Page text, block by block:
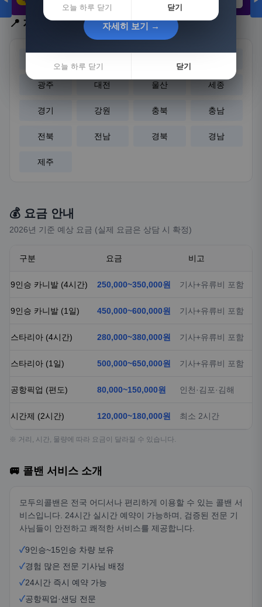
3,308원
📍 지역 선택
광주 대전 울산 세종
경기 강원 충북 충남
전북 전남 경북 경남
제주
💰 요금 안내
2026년 기준 예상 요금 (실제 요금은 상담 시 확정)
구분 요금 비고
9인승 카니발 (4시간) 250,000~350,000원 기사+유류비 포함
9인승 카니발 (1일) 450,000~600,000원 기사+유류비 포함
스타리아 (4시간) 280,000~380,000원 기사+유류비 포함
스타리아 (1일) 500,000~650,000원 기사+유류비 포함
공항픽업 (편도) 80,000~150,000원 인천·김포·김해
시간제 (2시간) 120,000~180,000원 최소 2시간
※ 거리, 시간, 물량에 따라 요금이 달라질 수 있습니다.
🚐 콜밴 서비스 소개
모두의콜밴은 전국 어디서나 편리하게 이용할 수 있는 콜밴 서
비스입니다. 24시간 실시간 예약이 가능하며, 검증된 전문 기
사님들이 안전하고 쾌적한 서비스를 제공합니다.
✓9인승~15인승 차량 보유
✓경험 많은 전문 기사님 배정
✓24시간 즉시 예약 가능
✓공항픽업·샌딩 전문
오늘 하루 닫기 닫기
자세히 보기 →
오늘 하루 닫기 닫기
자세히 보기 →
오늘 하루 닫기 닫기